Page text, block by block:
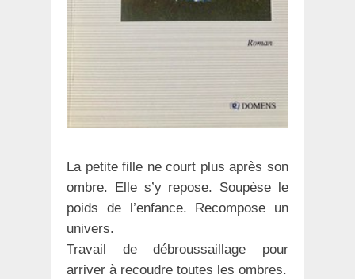
La petite fille ne court plus après son
ombre. Elle s’y repose. Soupèse le
poids de l’enfance. Recompose un
univers.
Travail de débroussaillage pour
arriver à recoudre toutes les ombres.